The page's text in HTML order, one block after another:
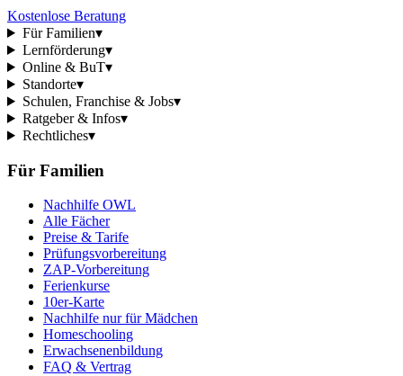
Kostenlose Beratung
Für Familien▾
Lernförderung▾
Online & BuT▾
Standorte▾
Schulen, Franchise & Jobs▾
Ratgeber & Infos▾
Rechtliches▾
Für Familien
Nachhilfe OWL
Alle Fächer
Preise & Tarife
Prüfungsvorbereitung
ZAP-Vorbereitung
Ferienkurse
10er-Karte
Nachhilfe nur für Mädchen
Homeschooling
Erwachsenenbildung
FAQ & Vertrag